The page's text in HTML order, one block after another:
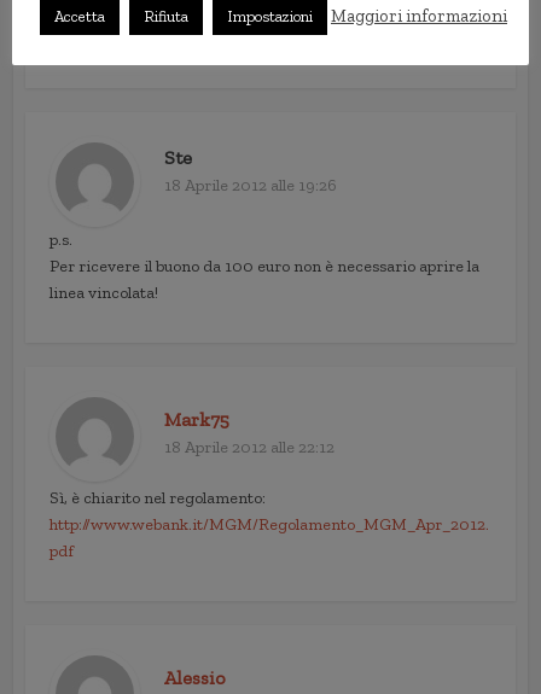
Se avete gradito la notizia vi sarò grato se la condividerete
la pagina in facebook coi vostri amici!
Ste
18 Aprile 2012 alle 19:26
p.s.
Per ricevere il buono da 100 euro non è necessario aprire la
linea vincolata!
Mark75
18 Aprile 2012 alle 22:12
Sì, è chiarito nel regolamento:
http://www.webank.it/MGM/Regolamento_MGM_Apr_2012.
pdf
Alessio
Accetta Rifiuta Impostazioni Maggiori informazioni